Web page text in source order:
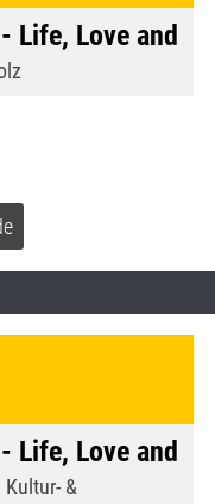
Life, Love and
Life, Love and
Kultur- &